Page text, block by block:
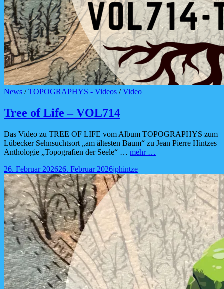
Cat
News /TOPOGRAPHYS - Videos /Video
Tree of Life – VOL714
Das Video zu TREE OF LIFE vom Album TOPOGRAPHYS zum
Lübecker Sehnsuchtsort „am ältesten Baum“ zu Jean Pierre Hintzes
Anthologie „Topografien der Seele“ … mehr …
–
VOL714
Posted-
on
26. Februar 202626. Februar 2026By
line
Byline
jphintze